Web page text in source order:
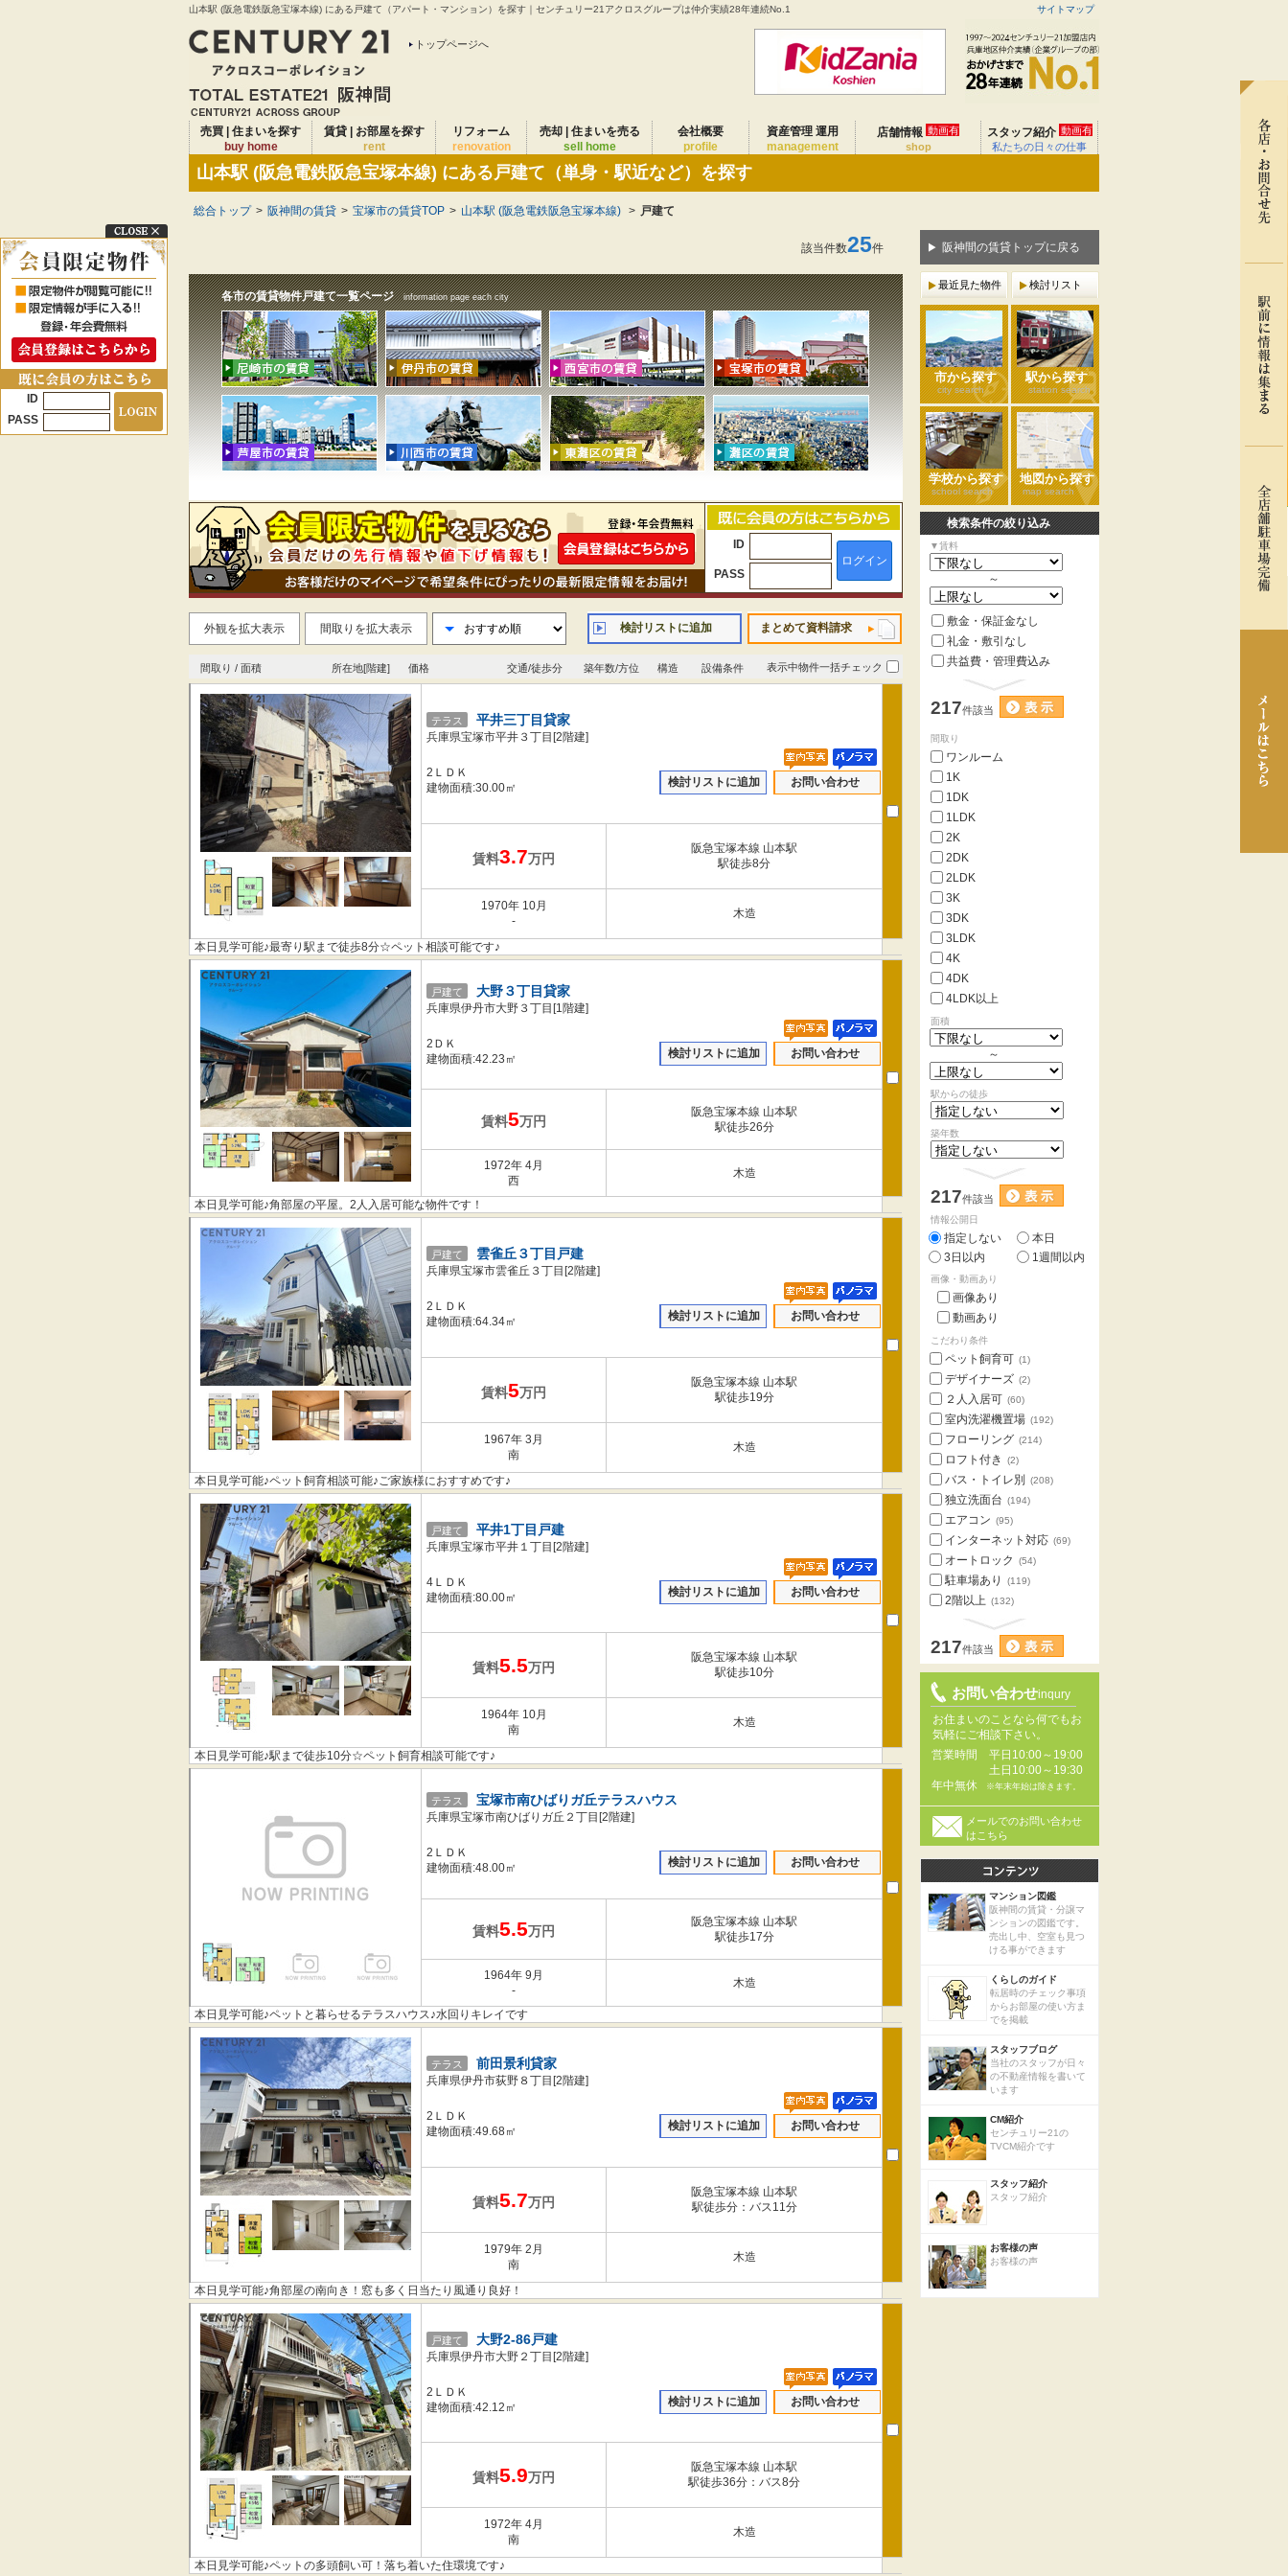
山本駅 (阪急電鉄阪急宝塚本線) にある戸建て（アパート・マンション）を探す｜センチュリー21アクロスグループは仲介実績28年連続No.1 サイトマップ
トップページへ
売買 | 住まいを探す
buy home
賃貸 | お部屋を探す
rent
リフォーム
renovation
売却 | 住まいを売る
sell home
会社概要
profile
資産管理 運用
management
店舗情報 動画有
shop
スタッフ紹介 動画有
私たちの日々の仕事
山本駅 (阪急電鉄阪急宝塚本線) にある戸建て（単身・駅近など）を探す
総合トップ > 阪神間の賃貸 > 宝塚市の賃貸TOP > 山本駅 (阪急電鉄阪急宝塚本線) > 戸建て
阪神間の賃貸トップに戻る
最近見た物件 検討リスト
市から探す
city search
駅から探す
station search
学校から探す
school search
地図から探す
map search
検索条件の絞り込み
▼賃料
～
敷金・保証金なし
礼金・敷引なし
共益費・管理費込み
217件該当
間取り
ワンルーム
1K
1DK
1LDK
2K
2DK
2LDK
3K
3DK
3LDK
4K
4DK
4LDK以上
面積
～
駅からの徒歩
築年数
217件該当
情報公開日
指定しない
本日
3日以内
1週間以内
画像・動画あり
画像あり
動画あり
こだわり条件
ペット飼育可 (1)
デザイナーズ (2)
２人入居可 (60)
室内洗濯機置場 (192)
フローリング (214)
ロフト付き (2)
バス・トイレ別 (208)
独立洗面台 (194)
エアコン (95)
インターネット対応 (69)
オートロック (54)
駐車場あり (119)
2階以上 (132)
217件該当
お問い合わせinqury
お住まいのことなら何でもお
気軽にご相談下さい。
営業時間
平日10:00～19:00
土日10:00～19:30
年中無休
※年末年始は除きます。
メールでのお問い合わせ
はこちら
マンション図鑑
阪神間の賃貸・分譲マ
ンションの図鑑です。
売出し中、空室も見つ
ける事ができます
くらしのガイド
転居時のチェック事項
からお部屋の使い方ま
でを掲載
スタッフブログ
当社のスタッフが日々
の不動産情報を書いて
います
CM紹介
センチュリー21の
TVCM紹介です
スタッフ紹介
スタッフ紹介
お客様の声
お客様の声
該当件数25件
各市の賃貸物件戸建て一覧ページ information page each city
ログイン
ID
PASS
外観を拡大表示 間取りを拡大表示 検討リストに追加 まとめて資料請求
間取り / 面積 所在地[階建] 価格 交通/徒歩分 築年数/方位 構造 設備条件 表示中物件一括チェック
テラス 平井三丁目貸家
兵庫県宝塚市平井３丁目[2階建]
2ＬＤＫ
建物面積:30.00㎡
検討リストに追加 お問い合わせ
賃料3.7万円
阪急宝塚本線 山本駅
駅徒歩8分
1970年 10月
-
木造
本日見学可能♪最寄り駅まで徒歩8分☆ペット相談可能です♪
戸建て 大野３丁目貸家
兵庫県伊丹市大野３丁目[1階建]
2ＤＫ
建物面積:42.23㎡
検討リストに追加 お問い合わせ
賃料5万円
阪急宝塚本線 山本駅
駅徒歩26分
1972年 4月
西
木造
本日見学可能♪角部屋の平屋。2人入居可能な物件です！
戸建て 雲雀丘３丁目戸建
兵庫県宝塚市雲雀丘３丁目[2階建]
2ＬＤＫ
建物面積:64.34㎡
検討リストに追加 お問い合わせ
賃料5万円
阪急宝塚本線 山本駅
駅徒歩19分
1967年 3月
南
木造
本日見学可能♪ペット飼育相談可能♪ご家族様におすすめです♪
戸建て 平井1丁目戸建
兵庫県宝塚市平井１丁目[2階建]
4ＬＤＫ
建物面積:80.00㎡
検討リストに追加 お問い合わせ
賃料5.5万円
阪急宝塚本線 山本駅
駅徒歩10分
1964年 10月
南
木造
本日見学可能♪駅まで徒歩10分☆ペット飼育相談可能です♪
テラス 宝塚市南ひばりガ丘テラスハウス
兵庫県宝塚市南ひばりガ丘２丁目[2階建]
2ＬＤＫ
建物面積:48.00㎡
検討リストに追加 お問い合わせ
賃料5.5万円
阪急宝塚本線 山本駅
駅徒歩17分
1964年 9月
-
木造
本日見学可能♪ペットと暮らせるテラスハウス♪水回りキレイです
テラス 前田景利貸家
兵庫県伊丹市荻野８丁目[2階建]
2ＬＤＫ
建物面積:49.68㎡
検討リストに追加 お問い合わせ
賃料5.7万円
阪急宝塚本線 山本駅
駅徒歩分：バス11分
1979年 2月
南
木造
本日見学可能♪角部屋の南向き！窓も多く日当たり風通り良好！
戸建て 大野2-86戸建
兵庫県伊丹市大野２丁目[2階建]
2ＬＤＫ
建物面積:42.12㎡
検討リストに追加 お問い合わせ
賃料5.9万円
阪急宝塚本線 山本駅
駅徒歩36分：バス8分
1972年 4月
南
木造
本日見学可能♪ペットの多頭飼い可！落ち着いた住環境です♪
ID
PASS